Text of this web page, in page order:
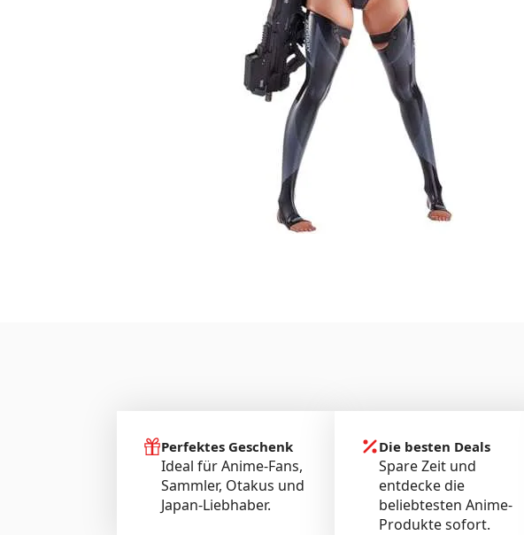
Perfektes Geschenk
Ideal für Anime-Fans,
Sammler, Otakus und
Japan-Liebhaber.
Die besten Deals
Spare Zeit und
entdecke die
beliebtesten Anime-
Produkte sofort.